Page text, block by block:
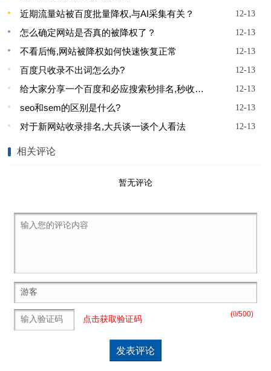
12-13
近期流量站被百度批量降权,与AI采集有关？
12-13
怎么确定网站是否真的被降权了？
12-13
不看后悔,网站被降权如何快速恢复正常
12-13
百度只收录不出词怎么办?
12-13
给大家分享一个百度和必应搜索秒排名,秒收录的流量渠道
12-13
seo和sem的区别是什么?
12-13
对于新网站收录排名,大兵谈一谈个人看法
相关评论
暂无评论
(0/500)
点击获取验证码